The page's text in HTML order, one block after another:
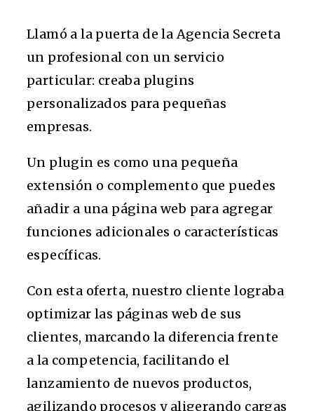
Llamó a la puerta de la Agencia Secreta
un profesional con un servicio
particular: creaba plugins
personalizados para pequeñas
empresas.
Un plugin es como una pequeña
extensión o complemento que puedes
añadir a una página web para agregar
funciones adicionales o características
específicas.
Con esta oferta, nuestro cliente lograba
optimizar las páginas web de sus
clientes, marcando la diferencia frente
a la competencia, facilitando el
lanzamiento de nuevos productos,
agilizando procesos y aligerando cargas